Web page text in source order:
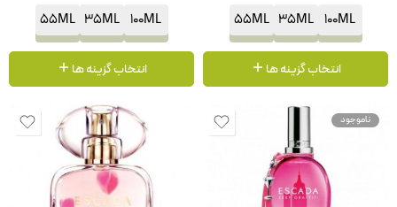
100ML
35ML
55ML
انتخاب گزینه ها
100ML
35ML
55ML
انتخاب گزینه ها
ناموجود